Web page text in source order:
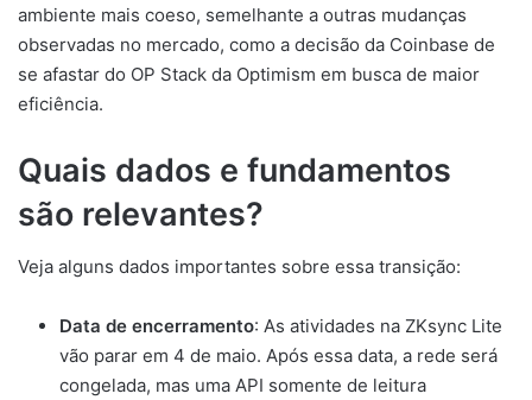
ambiente mais coeso, semelhante a outras mudanças
observadas no mercado, como a decisão da Coinbase de
se afastar do OP Stack da Optimism em busca de maior
eficiência.
Quais dados e fundamentos
são relevantes?
Veja alguns dados importantes sobre essa transição:
Data de encerramento: As atividades na ZKsync Lite
vão parar em 4 de maio. Após essa data, a rede será
congelada, mas uma API somente de leitura